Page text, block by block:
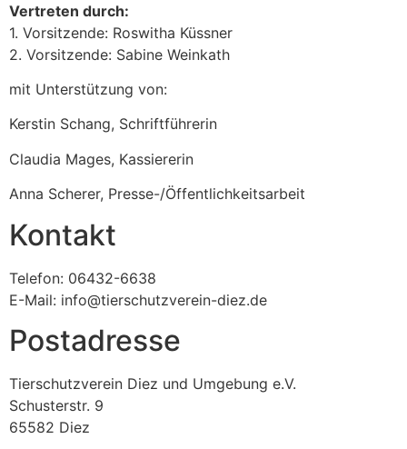
Vertreten durch:
1. Vorsitzende: Roswitha Küssner
2. Vorsitzende: Sabine Weinkath
mit Unterstützung von:
Kerstin Schang, Schriftführerin
Claudia Mages, Kassiererin
Anna Scherer, Presse-/Öffentlichkeitsarbeit
Kontakt
Telefon: 06432-6638
E-Mail: info@tierschutzverein-diez.de
Postadresse
Tierschutzverein Diez und Umgebung e.V.
Schusterstr. 9
65582 Diez